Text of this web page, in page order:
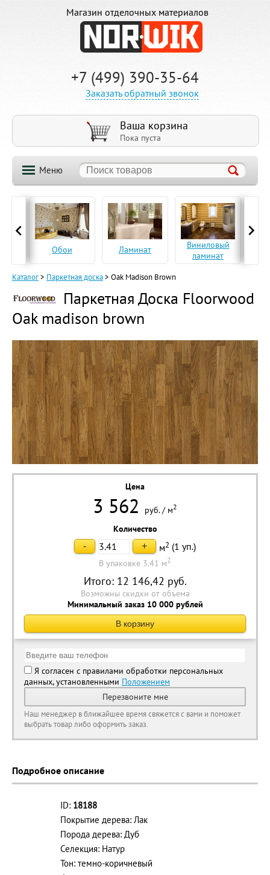
Магазин отделочных материалов
+7 (499) 390-35-64
Заказать обратный звонок
Ваша корзина
Пока пуста
Меню
Обои Ламинат
Виниловый
ламинат
Каталог> Паркетная доска> Oak Madison Brown
Паркетная Доска Floorwood
Oak madison brown
Цена
3 562 руб./ м2
Количество
- + м2 (1 уп.)
В упаковке 3.41 м2
Итого: 12 146,42 руб.
Возможны скидки от объема
Минимальный заказ 10 000 рублей
В корзину
Я согласен с правилами обработки персональных
данных, установленными Положением
Перезвоните мне
Наш менеджер в ближайшее время свяжется с вами и поможет
выбрать товар либо оформить заказ.
Подробное описание
ID: 18188
Покрытие дерева: Лак
Порода дерева: Дуб
Селекция: Натур
Тон: темно-коричневый